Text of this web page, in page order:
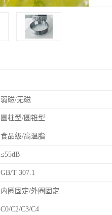
弱磁/无磁
圆柱型/圆锥型
食品级/高温脂
≤55dB
GB/T 307.1
内圈固定/外圈固定
C0/C2/C3/C4